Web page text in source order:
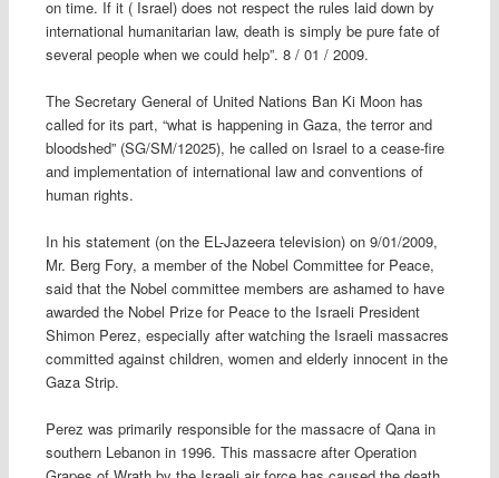
on time. If it ( Israel) does not respect the rules laid down by
international humanitarian law, death is simply be pure fate of
several people when we could help”. 8 / 01 / 2009.
The Secretary General of United Nations Ban Ki Moon has
called for its part, “what is happening in Gaza, the terror and
bloodshed” (SG/SM/12025), he called on Israel to a cease-fire
and implementation of international law and conventions of
human rights.
In his statement (on the EL-Jazeera television) on 9/01/2009,
Mr. Berg Fory, a member of the Nobel Committee for Peace,
said that the Nobel committee members are ashamed to have
awarded the Nobel Prize for Peace to the Israeli President
Shimon Perez, especially after watching the Israeli massacres
committed against children, women and elderly innocent in the
Gaza Strip.
Perez was primarily responsible for the massacre of Qana in
southern Lebanon in 1996. This massacre after Operation